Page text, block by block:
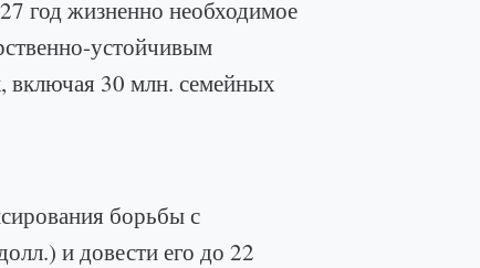
год жизненно необходимое
устойчивым
включая 30 млн. семейных
борьбы с
и довести его до 22